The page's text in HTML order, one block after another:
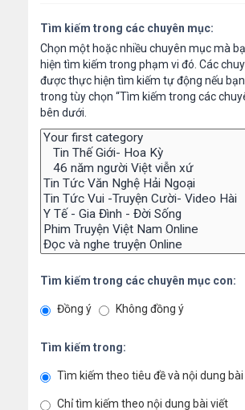
Tìm kiếm trong các chuyên mục:
Chọn một hoặc nhiều chuyên mục mà
hiện tìm kiếm trong phạm vi đó. Các
được thực hiện tìm kiếm tự động nếu
trong tùy chọn “Tìm kiếm trong các
bên dưới.
Tìm kiếm trong các chuyên mục con:
Đồng ý Không đồng ý
Tìm kiếm trong:
Tìm kiếm theo tiêu đề và nội dung
Chỉ tìm kiếm theo nội dung bài viết